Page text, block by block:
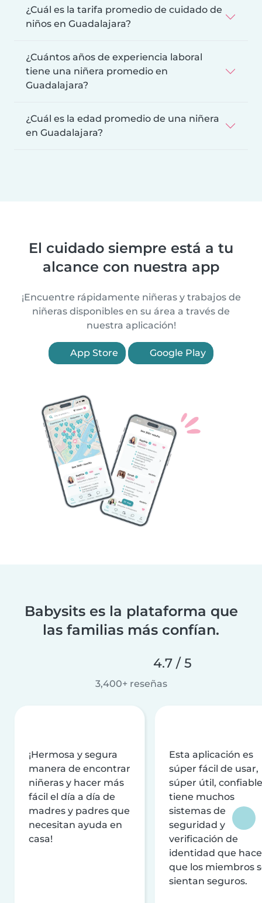
¿Cuál es la tarifa promedio de cuidado de
niños en Guadalajara?
¿Cuántos años de experiencia laboral
tiene una niñera promedio en
Guadalajara?
¿Cuál es la edad promedio de una niñera
en Guadalajara?
El cuidado siempre está a tu
alcance con nuestra app
¡Encuentre rápidamente niñeras y trabajos de
niñeras disponibles en su área a través de
nuestra aplicación!
App Store Google Play
Babysits es la plataforma que
las familias más confían.
4.7 / 5
3,400+ reseñas
¡Hermosa y segura
manera de encontrar
niñeras y hacer más
fácil el día a día de
madres y padres que
necesitan ayuda en
casa!
Esta aplicación es
súper fácil de usar,
súper útil,
tiene muchos
sistemas de
seguridad y
verificación de
identidad que
que los miembros
sientan seguros.